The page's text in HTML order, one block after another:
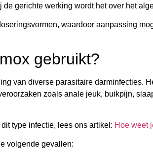
de gerichte werking wordt het over het
waardoor aanpassing
gebruikt?
van diverse parasitaire darminfecties.
zoals anale jeuk, buikpijn,
type infectie, lees ons artikel: Hoe weet
volgende gevallen: